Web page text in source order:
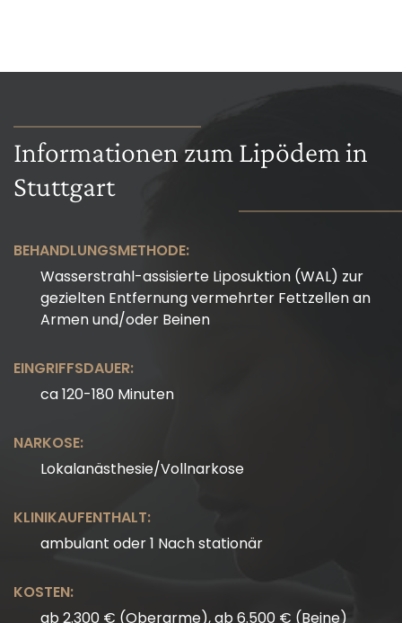
Informationen zum Lipödem in
Stuttgart
BEHANDLUNGSMETHODE:
Wasserstrahl-assisierte Liposuktion (WAL) zur
gezielten Entfernung vermehrter Fettzellen an
Armen und/oder Beinen
EINGRIFFSDAUER:
ca 120-180 Minuten
NARKOSE:
Lokalanästhesie/Vollnarkose
KLINIKAUFENTHALT:
ambulant oder 1 Nach stationär
KOSTEN:
ab 2.300 € (Oberarme), ab 6.500 € (Beine)